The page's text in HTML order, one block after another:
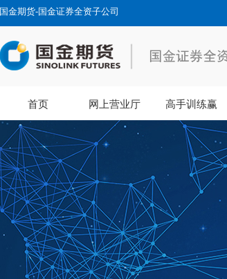
国金期货-国金证券全资子公司
首页 网上营业厅 高手训练赢